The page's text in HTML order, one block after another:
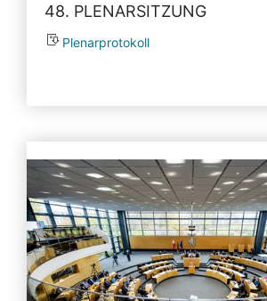
48. PLENARSITZUNG
Plenarprotokoll